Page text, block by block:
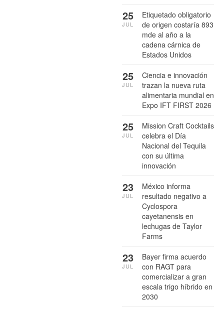
Etiquetado obligatorio
de origen costaría 893
mde al año a la
cadena cárnica de
Estados Unidos
25
JUL
Ciencia e innovación
trazan la nueva ruta
alimentaria mundial en
Expo IFT FIRST 2026
25
JUL
Mission Craft Cocktails
celebra el Día
Nacional del Tequila
con su última
innovación
25
JUL
México informa
resultado negativo a
Cyclospora
cayetanensis en
lechugas de Taylor
Farms
23
JUL
Bayer firma acuerdo
con RAGT para
comercializar a gran
escala trigo híbrido en
2030
23
JUL